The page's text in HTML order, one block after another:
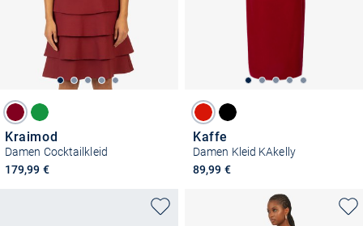
Kraimod
Damen Cocktailkleid
179,99 €
Kaffe
Damen Kleid KAkelly
89,99 €